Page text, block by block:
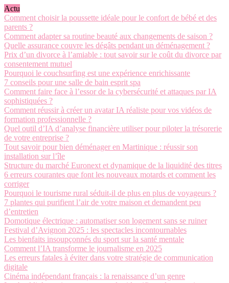
Actu
Comment choisir la poussette idéale pour le confort de bébé et des
parents ?
Comment adapter sa routine beauté aux changements de saison ?
Quelle assurance couvre les dégâts pendant un déménagement ?
Prix d’un divorce à l’amiable : tout savoir sur le coût du divorce par
consentement mutuel
Pourquoi le couchsurfing est une expérience enrichissante
7 conseils pour une salle de bain esprit spa
Comment faire face à l’essor de la cybersécurité et attaques par IA
sophistiquées ?
Comment réussir à créer un avatar IA réaliste pour vos vidéos de
formation professionnelle ?
Quel outil d’IA d’analyse financière utiliser pour piloter la trésorerie
de votre entreprise ?
Tout savoir pour bien déménager en Martinique : réussir son
installation sur l’île
Structure du marché Euronext et dynamique de la liquidité des titres
6 erreurs courantes que font les nouveaux motards et comment les
corriger
Pourquoi le tourisme rural séduit-il de plus en plus de voyageurs ?
7 plantes qui purifient l’air de votre maison et demandent peu
d’entretien
Domotique électrique : automatiser son logement sans se ruiner
Festival d’Avignon 2025 : les spectacles incontournables
Les bienfaits insoupçonnés du sport sur la santé mentale
Comment l’IA transforme le journalisme en 2025
Les erreurs fatales à éviter dans votre stratégie de communication
digitale
Cinéma indépendant français : la renaissance d’un genre